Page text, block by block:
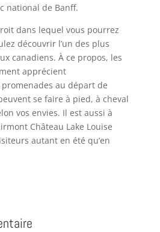
national de Banff.
dans lequel vous pourrez
découvrir l’un des plus
canadiens. À ce propos, les
apprécient
au départ de
se faire à pied, à cheval
vos envies. Il est aussi à
Château Lake Louise
autant en été qu’en